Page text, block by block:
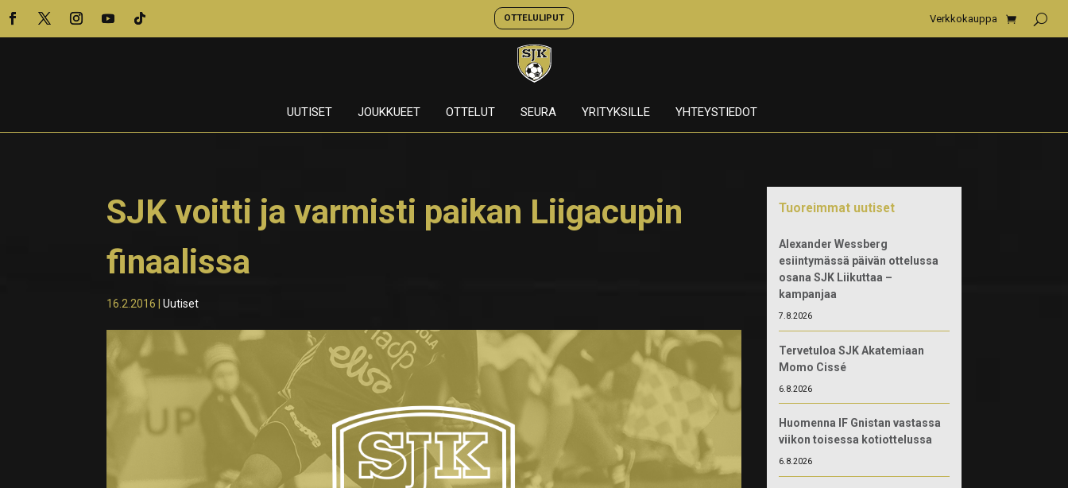
OTTELULIPUT Verkkokauppa
UUTISET JOUKKUEET OTTELUT SEURA YRITYKSILLE YHTEYSTIEDOT
SJK voitti ja varmisti paikan Liigacupin
finaalissa
16.2.2016 |Uutiset
Tuoreimmat uutiset
Alexander Wessberg
esiintymässä päivän ottelussa
osana SJK Liikuttaa –
kampanjaa
7.8.2026
Tervetuloa SJK Akatemiaan
Momo Cissé
6.8.2026
Huomenna IF Gnistan vastassa
viikon toisessa kotiottelussa
6.8.2026